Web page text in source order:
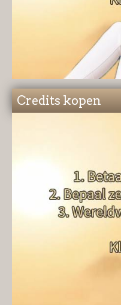
Credits kopen